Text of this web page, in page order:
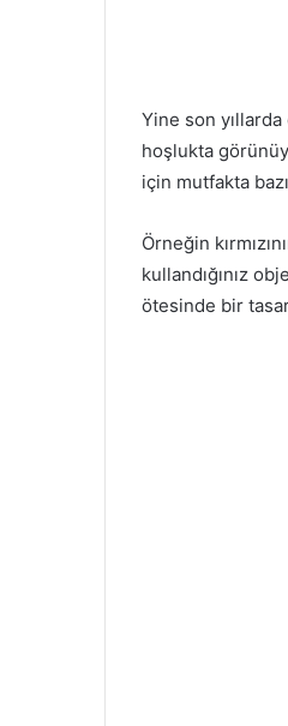
Yine son
hoşlukta
için mutfakta
Örneğin
kullandığınız
ötesinde bir